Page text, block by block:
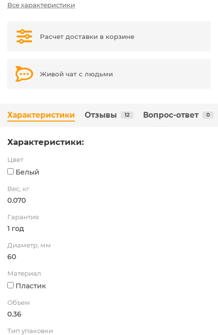
Все характеристики
Расчет доставки в корзине
Живой чат с людьми
Характеристики Отзывы 12 Вопрос-ответ 0
Характеристики:
Цвет
Белый
Вес, кг
0.070
Гарантия
1 год
Диаметр, мм
60
Материал
Пластик
Объем
0.36
Тип упаковки